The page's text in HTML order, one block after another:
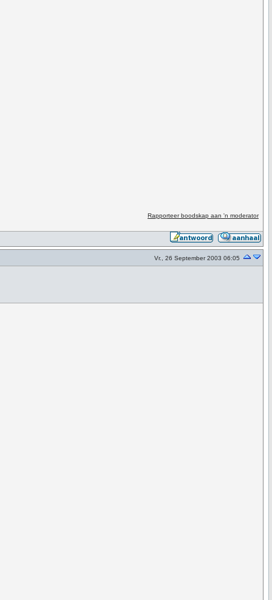
Rapporteer boodskap aan 'n moderator
Vr., 26 September 2003 06:05